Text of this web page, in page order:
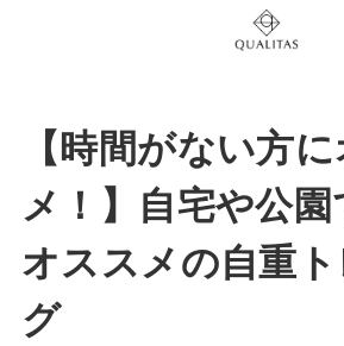
【時間がない方
メ！】自宅や公
オススメの自重
グ